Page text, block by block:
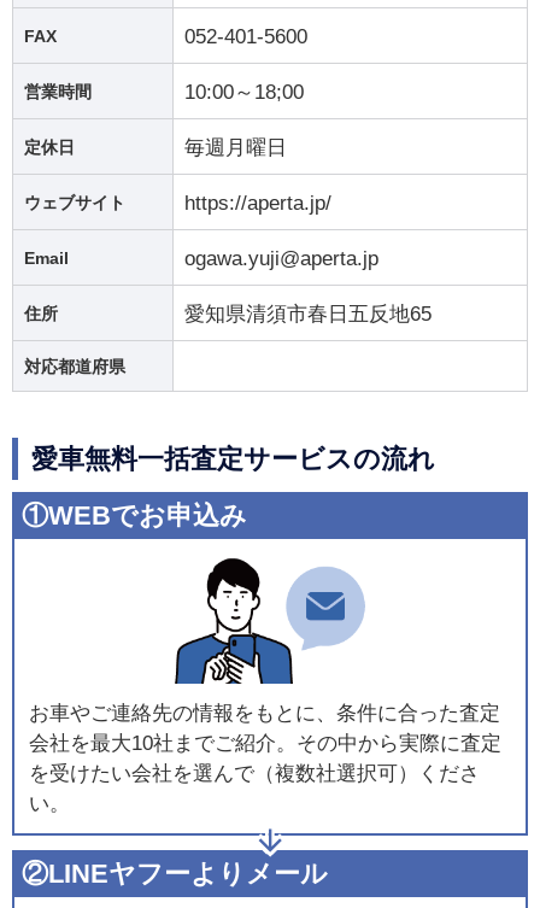
FAX 052-401-5600
営業時間 10:00～18;00
定休日 毎週月曜日
ウェブサイト https://aperta.jp/
Email ogawa.yuji@aperta.jp
住所 愛知県清須市春日五反地65
対応都道府県
愛車無料一括査定サービスの流れ
①WEBでお申込み
お車やご連絡先の情報をもとに、条件に合った査定
会社を最大10社までご紹介。その中から実際に査定
を受けたい会社を選んで（複数社選択可）くださ
い。
②LINEヤフーよりメール